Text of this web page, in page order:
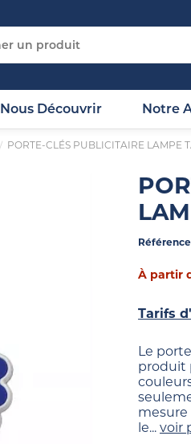
Nous Découvrir Notre
PORTE-CLÉS PUBLICITAIRE LAMPE
Référence
À partir
Tarifs
Le
produit
mesure
le... voir